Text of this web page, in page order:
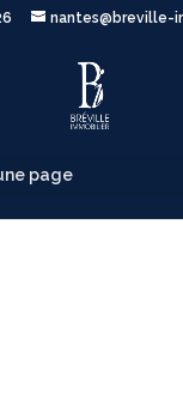
nantes@breville-
page